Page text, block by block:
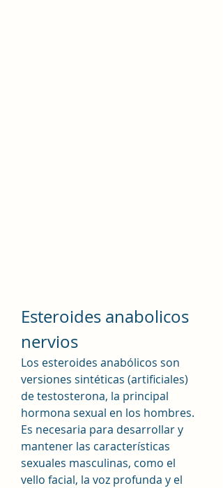
Esteroides anabolicos
nervios
Los esteroides anabólicos son
versiones sintéticas (artificiales)
de testosterona, la principal
hormona sexual en los hombres.
Es necesaria para desarrollar y
mantener las características
sexuales masculinas, como el
vello facial, la voz profunda y el